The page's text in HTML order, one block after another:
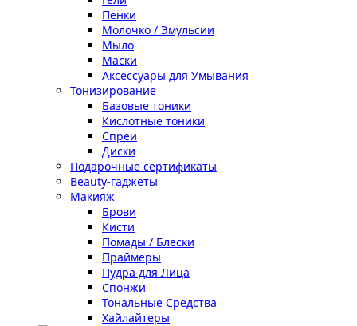
Пенки
Молочко / Эмульсии
Мыло
Маски
Аксессуары для Умывания
Тонизирование
Базовые тоники
Кислотные тоники
Спреи
Диски
Подарочные сертификаты
Beauty-гаджеты
Макияж
Брови
Кисти
Помады / Блески
Праймеры
Пудра для Лица
Спонжи
Тональные Средства
Хайлайтеры